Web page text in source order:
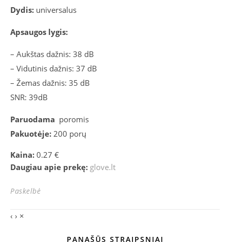
Dydis: universalus
Apsaugos lygis:
– Aukštas dažnis: 38 dB
– Vidutinis dažnis: 37 dB
– Žemas dažnis: 35 dB
SNR: 39dB
Paruodama poromis
Pakuotėje: 200 porų
Kaina: 0.27 €
Daugiau apie prekę: glove.lt
Paskelbė
‹ › ×
PANAŠŪS STRAIPSNIAI